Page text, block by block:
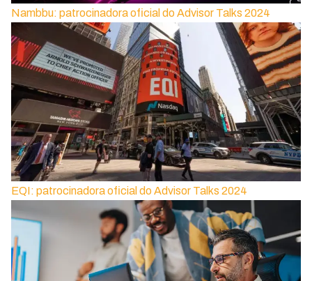
Nambbu: patrocinadora oficial do Advisor Talks 2024
EQI: patrocinadora oficial do Advisor Talks 2024